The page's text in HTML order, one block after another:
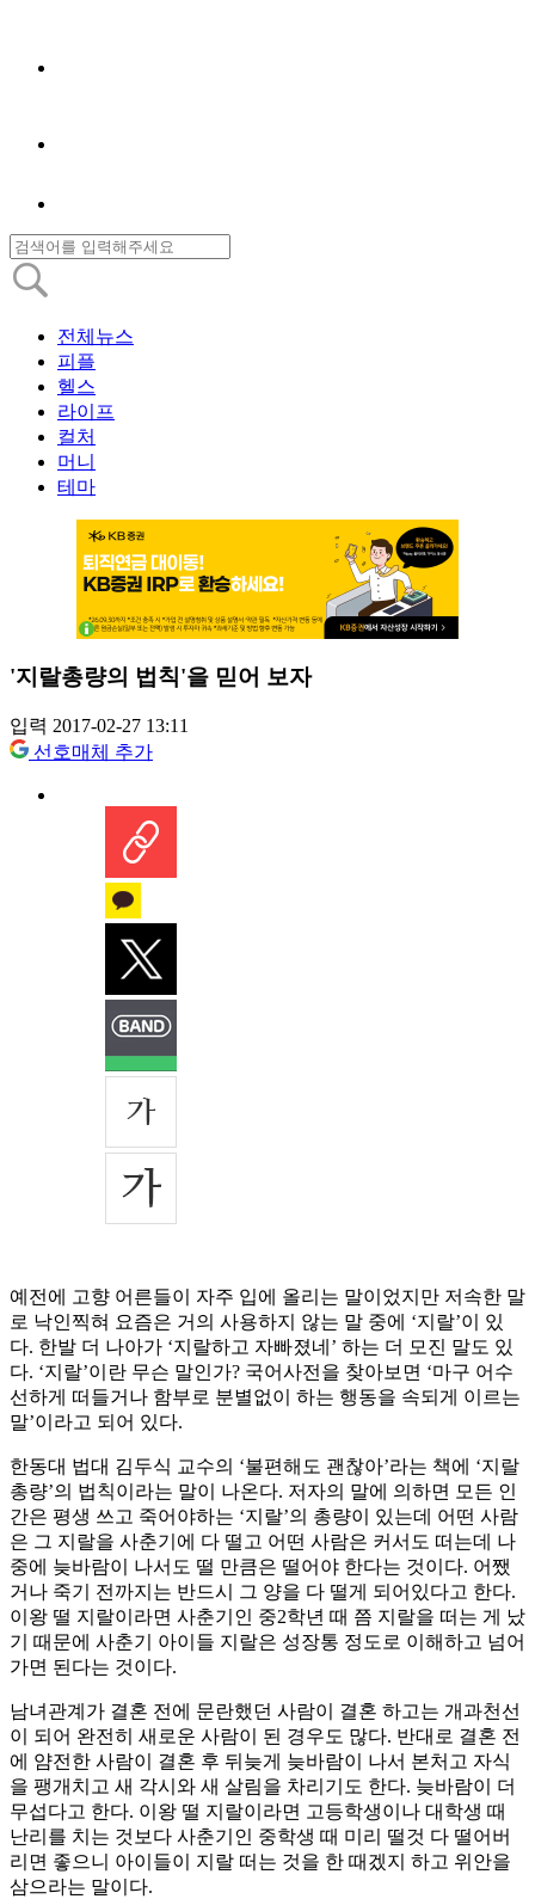
전체뉴스
피플
헬스
라이프
컬처
머니
테마
'지랄총량의 법칙'을 믿어 보자
입력 2017-02-27 13:11
선호매체 추가
예전에 고향 어른들이 자주 입에 올리는 말이었지만 저속한 말
로 낙인찍혀 요즘은 거의 사용하지 않는 말 중에 ‘지랄’이 있
다. 한발 더 나아가 ‘지랄하고 자빠졌네’ 하는 더 모진 말도 있
다. ‘지랄’이란 무슨 말인가? 국어사전을 찾아보면 ‘마구 어수
선하게 떠들거나 함부로 분별없이 하는 행동을 속되게 이르는
말’이라고 되어 있다.
한동대 법대 김두식 교수의 ‘불편해도 괜찮아’라는 책에 ‘지랄
총량’의 법칙이라는 말이 나온다. 저자의 말에 의하면 모든 인
간은 평생 쓰고 죽어야하는 ‘지랄’의 총량이 있는데 어떤 사람
은 그 지랄을 사춘기에 다 떨고 어떤 사람은 커서도 떠는데 나
중에 늦바람이 나서도 떨 만큼은 떨어야 한다는 것이다. 어쨌
거나 죽기 전까지는 반드시 그 양을 다 떨게 되어있다고 한다.
이왕 떨 지랄이라면 사춘기인 중2학년 때 쯤 지랄을 떠는 게 났
기 때문에 사춘기 아이들 지랄은 성장통 정도로 이해하고 넘어
가면 된다는 것이다.
남녀관계가 결혼 전에 문란했던 사람이 결혼 하고는 개과천선
이 되어 완전히 새로운 사람이 된 경우도 많다. 반대로 결혼 전
에 얌전한 사람이 결혼 후 뒤늦게 늦바람이 나서 본처고 자식
을 팽개치고 새 각시와 새 살림을 차리기도 한다. 늦바람이 더
무섭다고 한다. 이왕 떨 지랄이라면 고등학생이나 대학생 때
난리를 치는 것보다 사춘기인 중학생 때 미리 떨것 다 떨어버
리면 좋으니 아이들이 지랄 떠는 것을 한 때겠지 하고 위안을
삼으라는 말이다.